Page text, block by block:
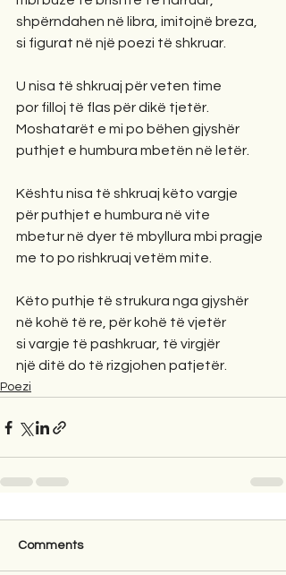
shpërndahen në libra, imitojnë breza,
si figurat në një poezi të shkruar.
U nisa të shkruaj për veten time
por filloj të flas për dikë tjetër.
Moshatarët e mi po bëhen gjyshër
puthjet e humbura mbetën në letër.
Kështu nisa të shkruaj këto vargje
për puthjet e humbura në vite
mbetur në dyer të mbyllura mbi pragje
me to po rishkruaj vetëm mite.
Këto puthje të strukura nga gjyshër
në kohë të re, për kohë të vjetër
si vargje të pashkruar, të virgjër
një ditë do të rizgjohen patjetër.
Poezi
Comments